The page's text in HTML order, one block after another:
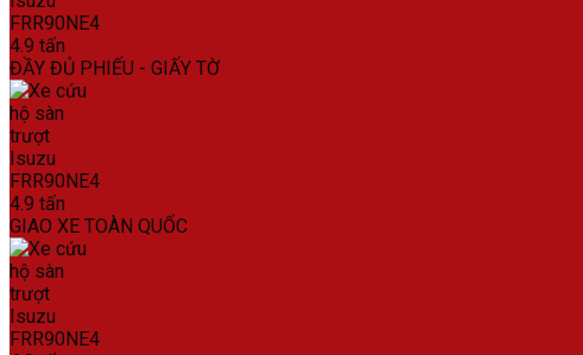
ĐẦY ĐỦ PHIẾU - GIẤY TỜ
GIAO XE TOÀN QUỐC